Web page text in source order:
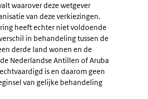
waarover deze wetgever
van deze verkiezingen.
heeft echter niet voldoende
in behandeling tussen de
derde land wonen en de
Nederlandse Antillen of Aruba
is en daarom geen
van gelijke behandeling